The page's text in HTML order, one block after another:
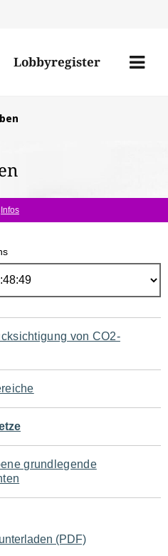
Lobbyregister
Menü
Infos
von CO2-
grundlegende
(PDF)